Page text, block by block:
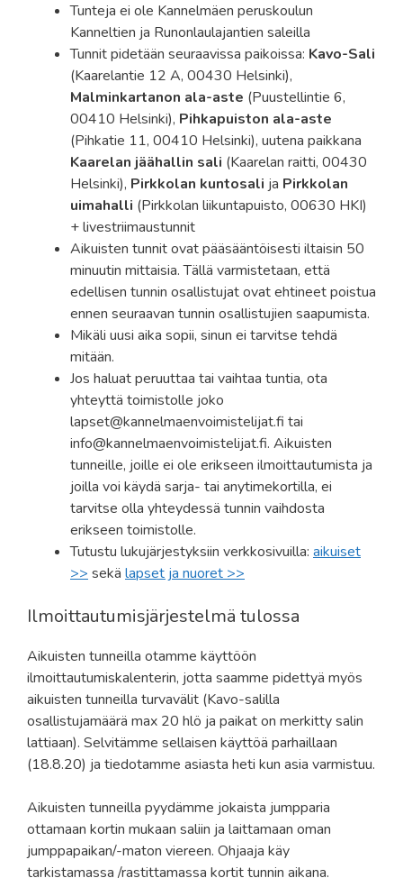
Tunteja ei ole Kannelmäen peruskoulun
Kanneltien ja Runonlaulajantien saleilla
Tunnit pidetään seuraavissa paikoissa: Kavo-Sali
(Kaarelantie 12 A, 00430 Helsinki),
Malminkartanon ala-aste (Puustellintie 6,
00410 Helsinki), Pihkapuiston ala-aste
(Pihkatie 11, 00410 Helsinki), uutena paikkana
Kaarelan jäähallin sali (Kaarelan raitti, 00430
Helsinki), Pirkkolan kuntosali ja Pirkkolan
uimahalli (Pirkkolan liikuntapuisto, 00630 HKI)
+ livestriimaustunnit
Aikuisten tunnit ovat pääsääntöisesti iltaisin 50
minuutin mittaisia. Tällä varmistetaan, että
edellisen tunnin osallistujat ovat ehtineet poistua
ennen seuraavan tunnin osallistujien saapumista.
Mikäli uusi aika sopii, sinun ei tarvitse tehdä
mitään.
Jos haluat peruuttaa tai vaihtaa tuntia, ota
yhteyttä toimistolle joko
lapset@kannelmaenvoimistelijat.fi tai
info@kannelmaenvoimistelijat.fi. Aikuisten
tunneille, joille ei ole erikseen ilmoittautumista ja
joilla voi käydä sarja- tai anytimekortilla, ei
tarvitse olla yhteydessä tunnin vaihdosta
erikseen toimistolle.
Tutustu lukujärjestyksiin verkkosivuilla: aikuiset
>>sekä lapset ja nuoret >>
Ilmoittautumisjärjestelmä tulossa
Aikuisten tunneilla otamme käyttöön
ilmoittautumiskalenterin, jotta saamme pidettyä myös
aikuisten tunneilla turvavälit (Kavo-salilla
osallistujamäärä max 20 hlö ja paikat on merkitty salin
lattiaan). Selvitämme sellaisen käyttöä parhaillaan
(18.8.20) ja tiedotamme asiasta heti kun asia varmistuu.
Aikuisten tunneilla pyydämme jokaista jumpparia
ottamaan kortin mukaan saliin ja laittamaan oman
jumppapaikan/-maton viereen. Ohjaaja käy
tarkistamassa /rastittamassa kortit tunnin aikana.